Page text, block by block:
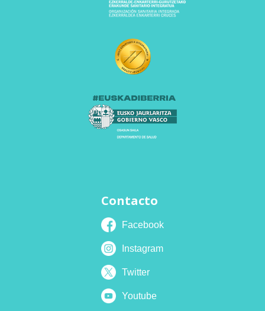
Contacto
Facebook
Instagram
Twitter
Youtube